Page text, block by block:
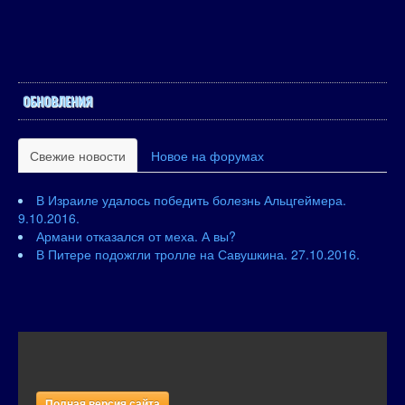
ОБНОВЛЕНИЯ
Свежие новости Новое на форумах
В Израиле удалось победить болезнь Альцгеймера.
9.10.2016.
Армани отказался от меха. А вы?
В Питере подожгли тролле на Савушкина. 27.10.2016.